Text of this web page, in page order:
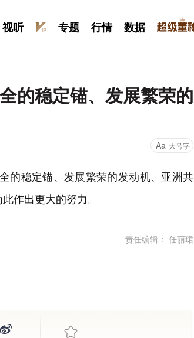
视听 专题 行情 数据
的稳定锚、发展繁荣的
Aa 大号字
的稳定锚、发展繁荣的发动机、亚洲共
作出更大的努力。
责任编辑： 任丽珺